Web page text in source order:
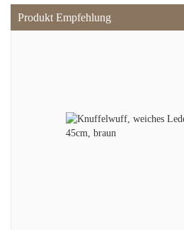
Produkt Empfehlung